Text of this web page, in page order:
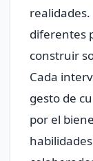
diferentes
construir
Cada
gesto de
por el